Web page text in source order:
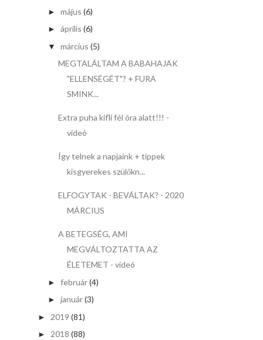
► május (6)
► április (6)
▼ március (5)
MEGTALÁLTAM A BABAHAJAK
"ELLENSÉGÉT"? + FURA
SMINK...
Extra puha kifli fél óra alatt!!! -
videó
Így telnek a napjaink + tippek
kisgyerekes szülőkn...
ELFOGYTAK - BEVÁLTAK? - 2020
MÁRCIUS
A BETEGSÉG, AMI
MEGVÁLTOZTATTA AZ
ÉLETEMET - videó
► február(4)
► január(3)
► 2019 (81)
► 2018 (88)